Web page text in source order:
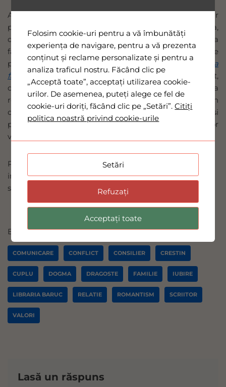
A nu se intelege ca aceste carti aduc in discutie doar
polaritatea relatiei de cuplu sau natura ei conflictuala,
dar demersurile analitice ale scriitorilor nu eludeaza
factorii dispersivi si pe cei conflictuali, acele cauze care
pot eroda relatia pana la a se ajunge laConsilierea
familiei in prag de divort (da, si crestinii ajung la divort,
daca nu recunosc patologia relationala si nu apeleaza la
remediile farmacologice recomandate de specialisti in
domeniu; dar, potrivit autorului Iosif Berce, chiar si
pentru casatoriile cangrenate, chiar si in cazul unor
veniri tardive la doctor, exista remedii).
P.S: Prezentarile mai detaliate, ale cartilor mentionate
in articol, pot fi cunoscute, accesand paginile lor, de pe
site-ul
Etichete:
COMUNICARE CONFLICT CONSILIER CRESTIN
CUPLU DOGMA DRAGOSTE FAMILIE IUBIRE
LIBRARIA BARUC RELATIE ROMANTISM SCRIITOR
VALORI
Lasă un răspuns
Folosim cookie-uri pentru a vă îmbunătăți
experiența de navigare, pentru a vă prezenta
conținut și reclame personalizate și pentru a
analiza traficul nostru. Făcând clic pe
„Acceptă toate”, acceptați utilizarea cookie-
urilor. De asemenea, puteți alege ce fel de
cookie-uri doriți, făcând clic pe „Setări”.Citiți
politica noastră privind cookie-urile
Setări
Refuzați
Acceptați toate